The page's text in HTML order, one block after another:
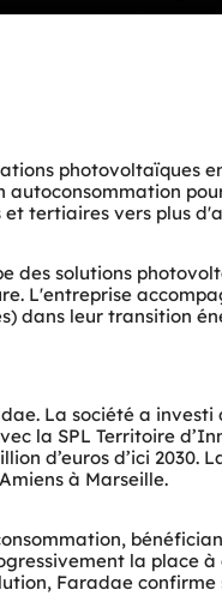
photovoltaïques
autoconsommation
tertiaires vers plus
des solutions
L'entreprise
dans leur transition
La société a
la SPL Territoire
d’euros d’ici
à Marseille.
la place
Faradae